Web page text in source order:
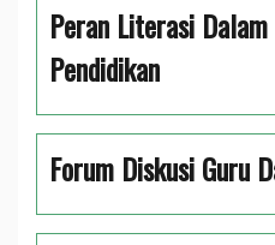
Peran Literasi
Pendidikan
Forum Diskusi Guru